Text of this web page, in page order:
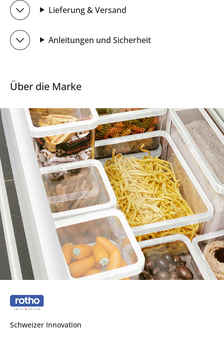
Lieferung & Versand
Anleitungen und Sicherheit
Über die Marke
Schweizer Innovation